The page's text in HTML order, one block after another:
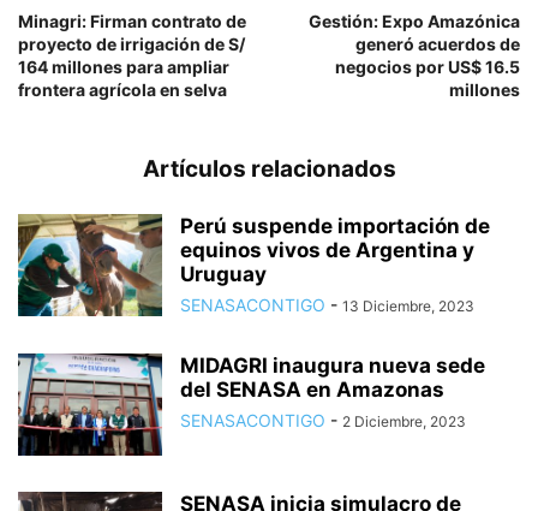
Minagri: Firman contrato de
proyecto de irrigación de S/
164 millones para ampliar
frontera agrícola en selva
Gestión: Expo Amazónica
generó acuerdos de
negocios por US$ 16.5
millones
Artículos relacionados
Perú suspende importación de
equinos vivos de Argentina y
Uruguay
SENASACONTIGO - 13 Diciembre, 2023
MIDAGRI inaugura nueva sede
del SENASA en Amazonas
SENASACONTIGO - 2 Diciembre, 2023
SENASA inicia simulacro de